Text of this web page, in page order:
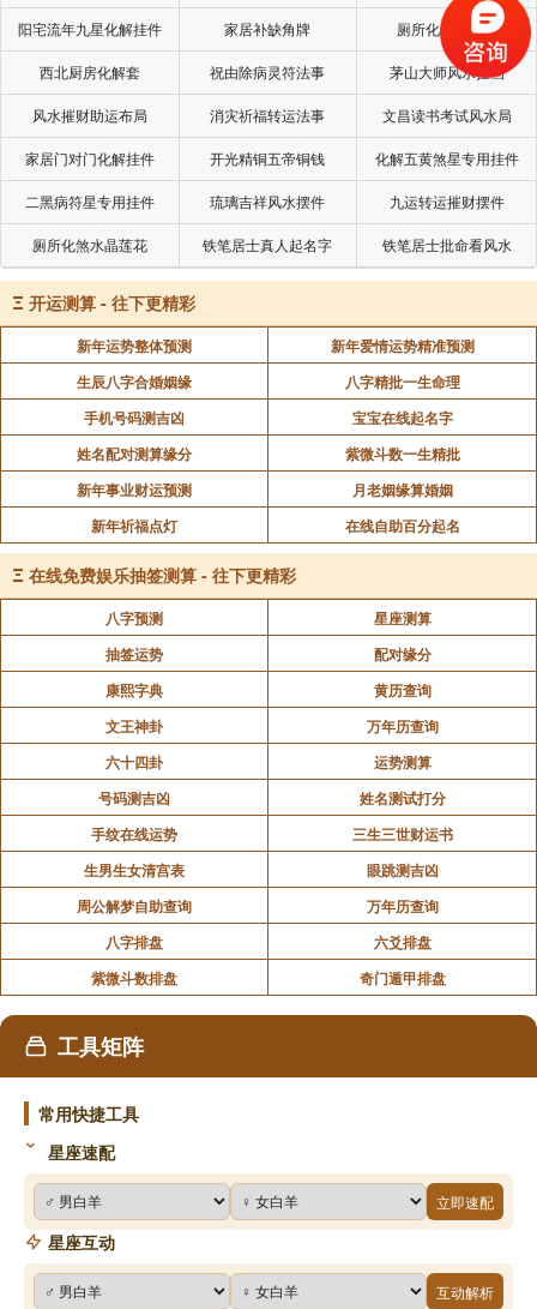
一念是指临终最后一念，这一念是阿弥陀佛，决定往
生。人寿终最后一口气断气时，那一念就是他来生到哪
一道投胎的业因。若那一念是贪，饿鬼道去了；那一念
是愚痴、是迷惑 ，什么都不知道，畜生道去了；瞋恚就
到地狱去。最后一念是五戒十善，就在人天两道，上品
十善生天道，中品十善生人道。
最后一念是阿弥陀佛，当然往生。所以，最后一念比
什么都重要，现在就要培养。临终时最怕家亲眷属在旁
边又哭又伤心，你极乐世界去不成了。因此送往生时，
家亲眷属最好不在身边，让同修莲友来给你念佛送终。
文摘恭录2012净土大经科注第四二五集02-040- 0425
真正往生的条件
「若无信愿」，对念佛有怀疑，对这个世界有贪恋，
「纵将名号持至风吹不入，雨打不湿，如铜墙铁壁相
似，亦无得生之理」，决定不能往生。你是不是真相
信，是不是真想去，这是往生关键。蕅益大师说得很
好，念佛功夫的浅深是决定你往生的品位，真正往生的
条件是真信切愿。
你必须把两个世界看透，还要不要搞六道？不要，对
六道的业就一刀两断，不再造六道轮回的业。来生到哪
一道是自己负责任，与任何人都不相干。如果你怨天尤
人，罪加一等。若信愿还不坚定，这个经要多听、多
学，讲得最简单、最扼要、最清楚，无过于这部经跟批
注。这是人生头等大事，其他都是次要，这关系我们自
己的前途。
文摘恭录2012净土大经科注第四二五集02-040-0425
哪有不想往生的道理
也许有人要问，等觉菩萨为什么还要来？他在诸佛实
报土里面很快就证得妙觉了，他来干什么？那我们要知
道，等觉要证妙觉，必须把最后一品生相无明习气断
掉。那么肯定在极乐实报土，断这一品无明习气，时间
短，成就快，如果不是这个原因，他就没有理由求生净
土。我们看到文殊普贤、观音势至，这都是久远劫已经
成佛之人，现等觉菩萨身，在阿弥陀佛报土帮助阿弥陀
佛教化众生，这个众生是实报土四十一位法身大士。
从这些地方我们能体会到，阿弥陀佛的缘无比殊胜。
阳宅流年九星化解挂件 家居补缺角牌 厕所化秽气煞套
西北厨房化解套 祝由除病灵符法事 茅山大师风水挂画
风水摧财助运布局 消灾祈福转运法事 文昌读书考试风水局
家居门对门化解挂件 开光精铜五帝铜钱 化解五黄煞星专用挂件
二黑病符星专用挂件 琉璃吉祥风水摆件 九运转运摧财摆件
厕所化煞水晶莲花 铁笔居士真人起名字 铁笔居士批命看风水
Ξ 开运测算 - 往下更精彩
新年运势整体预测
新年爱情运势精准预测
生辰八字合婚姻缘
八字精批一生命理
手机号码测吉凶
宝宝在线起名字
姓名配对测算缘分
紫微斗数一生精批
新年事业财运预测
月老姻缘算婚姻
新年祈福点灯
在线自助百分起名
Ξ 在线免费娱乐抽签测算 - 往下更精彩
八字预测
星座测算
抽签运势
配对缘分
康熙字典
黄历查询
文王神卦
万年历查询
六十四卦
运势测算
号码测吉凶
姓名测试打分
手纹在线运势
三生三世财运书
生男生女清宫表
眼跳测吉凶
周公解梦自助查询
万年历查询
八字排盘
六爻排盘
紫微斗数排盘
奇门遁甲排盘
工具矩阵
常用快捷工具
星座速配
立即速配
星座互动
互动解析